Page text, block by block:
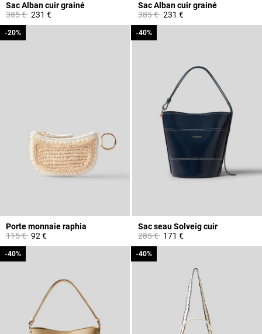
Sac Alban cuir grainé
Prix réduit à partir de
385 €à231 €
Sac Alban cuir grainé
Prix réduit à partir de
385 €à231 €
Porte monnaie raphia
Prix réduit à partir de
115 €à
-20%
92 €
-20%
Sac seau Solveig cuir
Prix réduit à partir de
285 €à
-40%
171 €
-40%
-40%
-40% -40%
-40%